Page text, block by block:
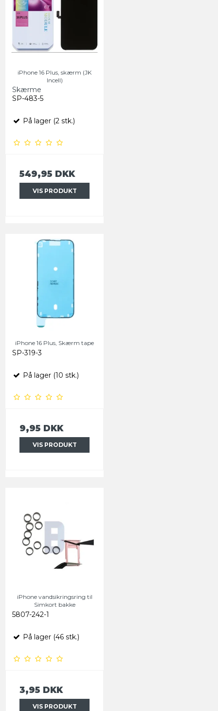
iPhone 16 Plus, skærm (JK
Incell)
Skærme
SP-483-5
På lager (2 stk.)
549,95 DKK
VIS PRODUKT
iPhone 16 Plus, Skærm tape
SP-319-3
På lager (10 stk.)
9,95 DKK
VIS PRODUKT
iPhone vandsikringsring til
Simkort bakke
5807-242-1
På lager (46 stk.)
3,95 DKK
VIS PRODUKT